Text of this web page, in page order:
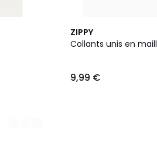
ZIPPY
Collants unis en
9,99 €